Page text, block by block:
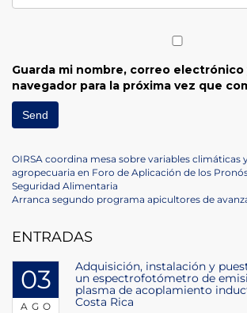
Guarda mi nombre, correo
navegador para la próxima vez que
Navegación
de
Previous
Post
OIRSA coordina mesa sobre variables climáticas
agropecuaria en Foro de Aplicación de los
Seguridad Alimentaria
Next
Arranca segundo programa apicultores de
ENTRADAS
03
AGO
Adquisición, instalación y
un espectrofotómetro de
plasma de acoplamiento
Costa Rica